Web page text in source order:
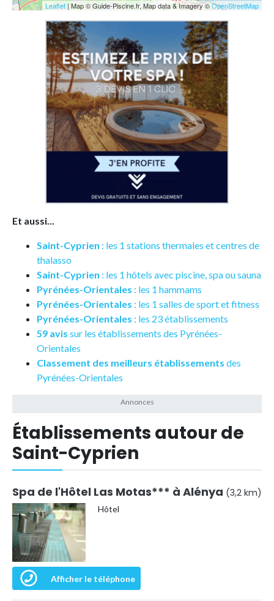
Leaflet | Map © Guide-Piscine.fr, Map data & Imagery ©OpenStreetMap
Et aussi...
Saint-Cyprien : les 1 stations thermales et centres de
thalasso
Saint-Cyprien : les 1 hôtels avec piscine, spa ou sauna
Pyrénées-Orientales : les 1 hammams
Pyrénées-Orientales : les 1 salles de sport et fitness
Pyrénées-Orientales : les 23 établissements
59 avis sur les établissements des Pyrénées-
Orientales
Classement des meilleurs établissements des
Pyrénées-Orientales
Établissements autour de
Saint-Cyprien
Spa de l'Hôtel Las Motas*** à Alénya (3,2 km)
Hôtel
Afficher le téléphone